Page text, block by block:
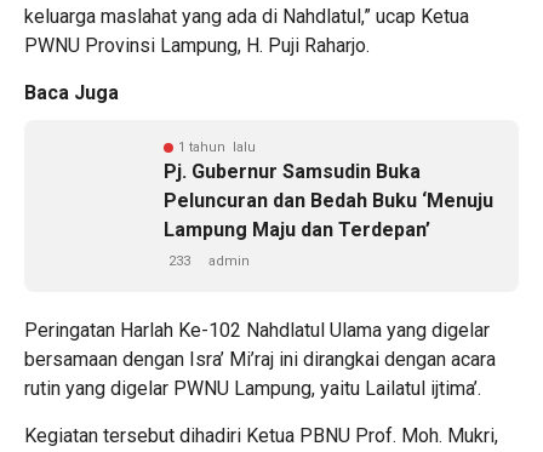
keluarga maslahat yang ada di Nahdlatul,” ucap Ketua
PWNU Provinsi Lampung, H. Puji Raharjo.
Baca Juga
1 tahun lalu
Pj. Gubernur Samsudin Buka
Peluncuran dan Bedah Buku ‘Menuju
Lampung Maju dan Terdepan’
233 admin
Peringatan Harlah Ke-102 Nahdlatul Ulama yang digelar
bersamaan dengan Isra’ Mi’raj ini dirangkai dengan acara
rutin yang digelar PWNU Lampung, yaitu Lailatul ijtima’.
Kegiatan tersebut dihadiri Ketua PBNU Prof. Moh. Mukri,